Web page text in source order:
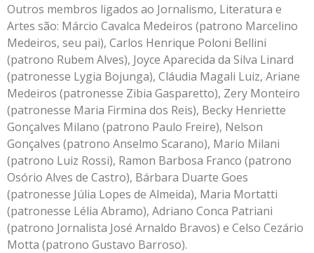
Outros membros ligados ao Jornalismo, Literatura e
Artes são: Márcio Cavalca Medeiros (patrono Marcelino
Medeiros, seu pai), Carlos Henrique Poloni Bellini
(patrono Rubem Alves), Joyce Aparecida da Silva Linard
(patronesse Lygia Bojunga), Cláudia Magali Luiz, Ariane
Medeiros (patronesse Zibia Gasparetto), Zery Monteiro
(patronesse Maria Firmina dos Reis), Becky Henriette
Gonçalves Milano (patrono Paulo Freire), Nelson
Gonçalves (patrono Anselmo Scarano), Mario Milani
(patrono Luiz Rossi), Ramon Barbosa Franco (patrono
Osório Alves de Castro), Bárbara Duarte Goes
(patronesse Júlia Lopes de Almeida), Maria Mortatti
(patronesse Lélia Abramo), Adriano Conca Patriani
(patrono Jornalista José Arnaldo Bravos) e Celso Cezário
Motta (patrono Gustavo Barroso).